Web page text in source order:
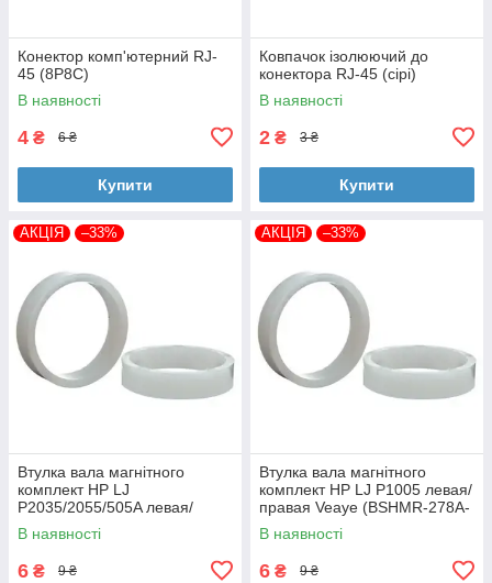
Конектор комп'ютерний RJ-
45 (8P8C)
В наявності
4 ₴ 6 ₴
Купити
Ковпачок ізолюючий до
конектора RJ-45 (сірі)
В наявності
2 ₴ 3 ₴
Купити
АКЦІЯ –33%
Втулка вала магнітного
комплект HP LJ
P2035/2055/505A левая/
правая Veaye (BSHMR-505A-
VE)
В наявності
6 ₴ 9 ₴
АКЦІЯ –33%
Втулка вала магнітного
комплект HP LJ P1005 левая/
правая Veaye (BSHMR-278A-
VE)
В наявності
6 ₴ 9 ₴